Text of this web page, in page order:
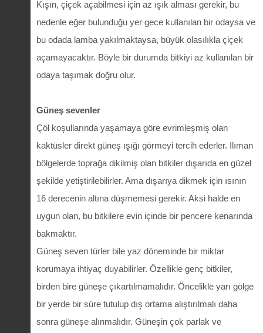
Kışın, çiçek açabilmesi için az ışık alması gerekir, bu
nedenle eğer bulunduğu yer gece kullanılan bir odaysa ve
bu odada lamba yakılmaktaysa, büyük olasılıkla çiçek
açamayacaktır. Böyle bir durumda bitkiyi az kullanılan bir
odaya taşımak doğru olur.
Güneş sevenler
Çöl koşullarında yaşamaya göre evrimleşmiş olan
kaktüsler direkt güneş ışığı görmeyi tercih ederler. Ilıman
bölgelerde toprağa dikilmiş olan bitkiler dışarıda en güzel
şekilde yetiştirilebilirler. Ama dışarıya dikmek için ısının
16 derecenin altına düşmemesi gerekir. Aksi halde en
uygun olan, bu bitkilere evin içinde bir pencere kenarında
bakmaktır.
Güneş seven türler bile yaz döneminde bir miktar
korumaya ihtiyaç duyabilirler. Özellikle genç bitkiler,
birden bire güneşe çıkartılmamalıdır. Öncelikle yarı gölge
bir yerde bir süre tutulup dış ortama alıştırılmalı daha
sonra güneşe alınmalıdır. Güneşin çok parlak ve